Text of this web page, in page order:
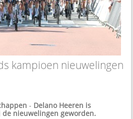
kampioen nieuwelingen
- Delano Heeren is
nieuwelingen geworden.